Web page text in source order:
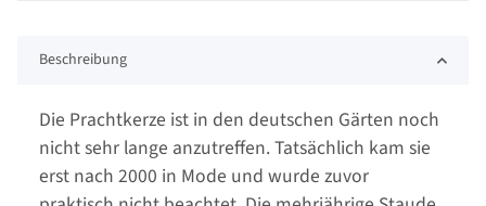
Beschreibung
Die Prachtkerze ist in den deutschen Gärten noch
nicht sehr lange anzutreffen. Tatsächlich kam sie
erst nach 2000 in Mode und wurde zuvor